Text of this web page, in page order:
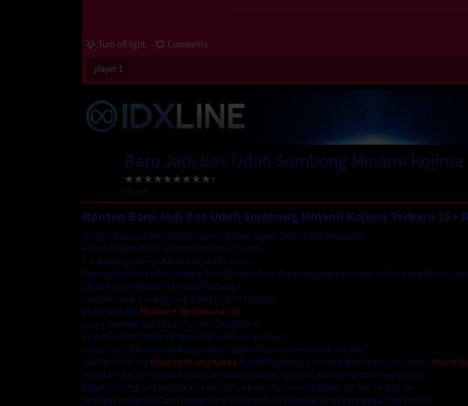
Turn off light Comments
player 1
Baru Jadi Bos Udah Sombong Minami Kojima
Nonton Baru Jadi Bos Udah Sombong Minami Kojima Terbaru 18+
Nonton Baru Jadi Bos Udah Sombong Minami Kojima Terbaru dan terupdate
RumahPerjaka Website streaming nonton online
Dan kami juga menyediakan banyak film di sini
Seperti Semi Korea Semi Jepang Semi Thailand Semi China dan juga menyediakan Streaming Movies
Selain itu Film Dewasa 18+ atau Film Semi
Kami Menyarankan anda untuk langsung ke kategori
Atau Klik di Sini Nonton Film Dewasa 18+
yang telah kami siapkan di atas panel website ini
Agar Penonton dapat menikmati film semi dengan puas
Selain itu Untuk memudahkan para pecinta film drama korea atau drama asia
silahkan klik di sini Nonton Drama Korea RumahPerjaka juga menyediakan film movie terbaru Movie
Seandainya anda menemukan atau melihat postingan film semi atau drama movie yang rusak
Kalian bisa langsung email team kami supaya kami segera memperbaiki file film yang rusak
Sehingga penonton dapat menonton atau memutarnya kembali tanpa ketinggalan film terbaru